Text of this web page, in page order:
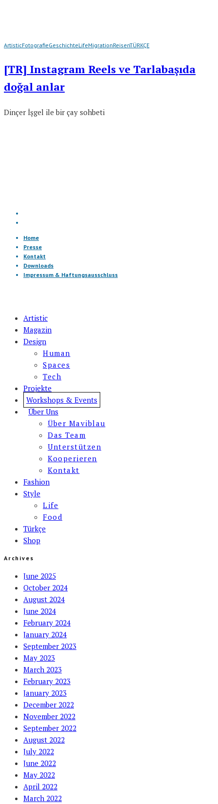
ArtisticFotografieGeschichteLifeMigrationReisenTÜRKÇE
[TR] Instagram Reels ve Tarlabaşıda
doğal anlar
Dinçer İşgel ile bir çay sohbeti
Home
Presse
Kontakt
Downloads
Impressum & Haftungsausschluss
Artistic
Magazin
Design
Human
Spaces
Tech
Projekte
Workshops & Events
Über Uns
Über Maviblau
Das Team
Unterstützen
Kooperieren
Kontakt
Fashion
Style
Life
Food
Türkçe
Shop
Archives
June 2025
October 2024
August 2024
June 2024
February 2024
January 2024
September 2023
May 2023
March 2023
February 2023
January 2023
December 2022
November 2022
September 2022
August 2022
July 2022
June 2022
May 2022
April 2022
March 2022